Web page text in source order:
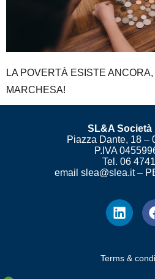
LA POVERTÀ ESISTE
MARCHESA!
SL&A Società
Piazza Dante, 18 –
P.IVA
Tel. 06
email slea@slea.it –
Terms &